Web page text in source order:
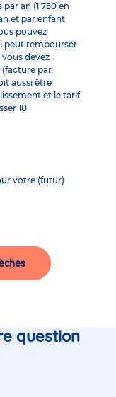
an (1 750 en
et par enfant
pouvez
peut rembourser
vous devez
par
aussi être
et le tarif
10
votre (futur)
question